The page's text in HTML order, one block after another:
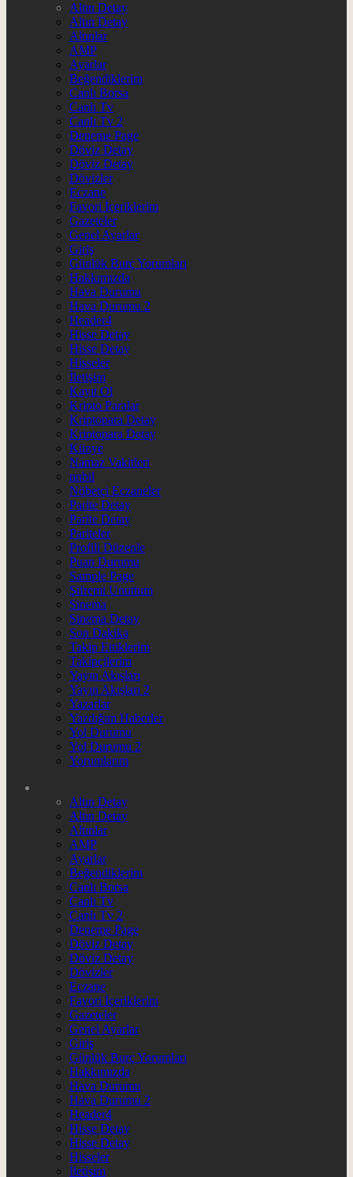
Altın Detay
Altın Detay
Altınlar
AMP
Ayarlar
Beğendiklerim
Canlı Borsa
Canlı Tv
Canlı Tv 2
Deneme Page
Döviz Detay
Döviz Detay
Dövizler
Eczane
Favori İçeriklerim
Gazeteler
Genel Ayarlar
Giriş
Günlük Burç Yorumları
Hakkımızda
Hava Durumu
Hava Durumu 2
Header4
Hisse Detay
Hisse Detay
Hisseler
İletişim
Kayıt Ol
Kripto Paralar
Kriptopara Detay
Kriptopara Detay
Künye
Namaz Vakitleri
nnbil
Nöbetçi Eczaneler
Parite Detay
Parite Detay
Pariteler
Profili Düzenle
Puan Durumu
Sample Page
Şifremi Unuttum
Sinema
Sinema Detay
Son Dakika
Takip Ettiklerim
Takipçilerim
Yayın Akışları
Yayın Akışları 2
Yazarlar
Yazdığım Haberler
Yol Durumu
Yol Durumu 2
Yorumlarım
Altın Detay
Altın Detay
Altınlar
AMP
Ayarlar
Beğendiklerim
Canlı Borsa
Canlı Tv
Canlı Tv 2
Deneme Page
Döviz Detay
Döviz Detay
Dövizler
Eczane
Favori İçeriklerim
Gazeteler
Genel Ayarlar
Giriş
Günlük Burç Yorumları
Hakkımızda
Hava Durumu
Hava Durumu 2
Header4
Hisse Detay
Hisse Detay
Hisseler
İletişim